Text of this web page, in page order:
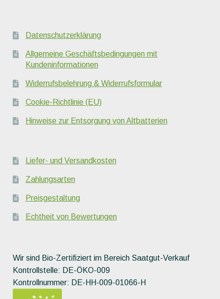
Datenschutzerklärung
Allgemeine Geschäftsbedingungen mit
Kundeninformationen
Widerrufsbelehrung & Widerrufsformular
Cookie-Richtlinie (EU)
Hinweise zur Entsorgung von Altbatterien
Liefer- und Versandkosten
Zahlungsarten
Preisgestaltung
Echtheit von Bewertungen
Wir sind Bio-Zertifiziert im Bereich Saatgut-Verkauf
Kontrollstelle: DE-ÖKO-009
Kontrollnummer: DE-HH-009-01066-H